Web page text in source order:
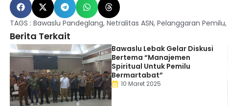
TAGS : Bawaslu Pandeglang, Netralitas ASN, Pelanggaran Pemilu,
Berita Terkait
Bawaslu Lebak Gelar Diskusi
Bertema “Manajemen
Spiritual Untuk Pemilu
Bermartabat”
10 Maret 2025